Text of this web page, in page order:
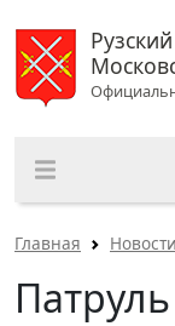
Главная Новости